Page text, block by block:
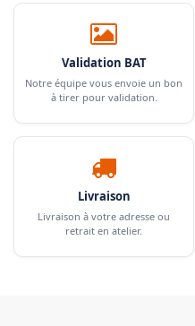
Validation BAT
Notre équipe vous envoie un bon
à tirer pour validation.
Livraison
Livraison à votre adresse ou
retrait en atelier.